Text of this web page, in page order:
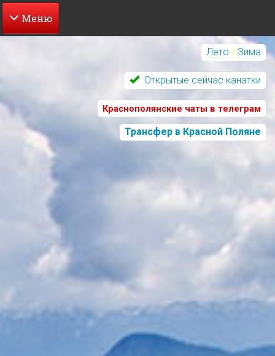
Перейти
содержанию
Лето / Зима
Открытые сейчас канатки
Краснополянские чаты в телеграм
Трансфер в Красной Поляне